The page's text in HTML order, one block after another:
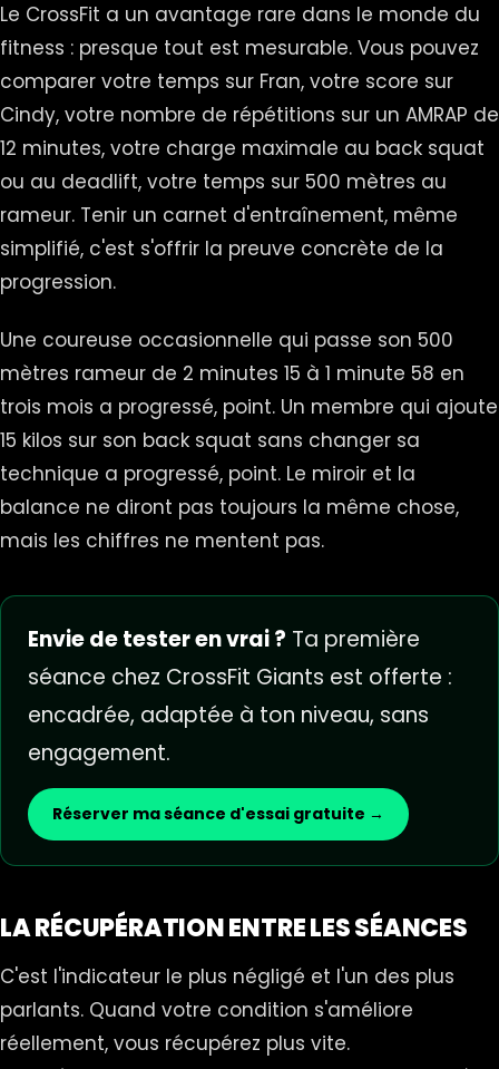
Le CrossFit a un avantage rare dans le monde du
fitness : presque tout est mesurable. Vous pouvez
comparer votre temps sur Fran, votre score sur
Cindy, votre nombre de répétitions sur un AMRAP de
12 minutes, votre charge maximale au back squat
ou au deadlift, votre temps sur 500 mètres au
rameur. Tenir un carnet d'entraînement, même
simplifié, c'est s'offrir la preuve concrète de la
progression.
Une coureuse occasionnelle qui passe son 500
mètres rameur de 2 minutes 15 à 1 minute 58 en
trois mois a progressé, point. Un membre qui ajoute
15 kilos sur son back squat sans changer sa
technique a progressé, point. Le miroir et la
balance ne diront pas toujours la même chose,
mais les chiffres ne mentent pas.
Envie de tester en vrai ? Ta première
séance chez CrossFit Giants est offerte :
encadrée, adaptée à ton niveau, sans
engagement.
Réserver ma séance d'essai gratuite →
LA RÉCUPÉRATION ENTRE LES SÉANCES
C'est l'indicateur le plus négligé et l'un des plus
parlants. Quand votre condition s'améliore
réellement, vous récupérez plus vite.